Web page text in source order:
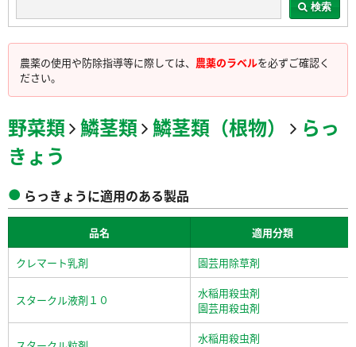
検索
農薬の使用や防除指導等に際しては、 農薬のラベルを必ずご確認く
ださい。
野菜類 鱗茎類 鱗茎類（根物）
らっ
きょう
らっきょうに適用のある製品
品名
適用分類
クレマート乳剤
園芸用除草剤
スタークル液剤１０
水稲用殺虫剤
園芸用殺虫剤
水稲用殺虫剤